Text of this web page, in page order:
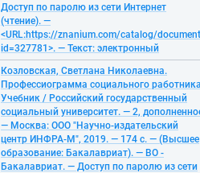
Доступ по паролю из сети Интернет
(чтение). —
<URL:https://znanium.com/catalog/
id=327781>. — Текст: электронный
Козловская, Светлана Николаевна.
Профессиограмма социального
Учебник / Российский государственный
социальный университет. — 2,
— Москва: ООО "Научно-издательский
центр ИНФРА-М", 2019. — 174 с. — (Высшее
образование: Бакалавриат). — ВО -
Бакалавриат. — Доступ по паролю из сети